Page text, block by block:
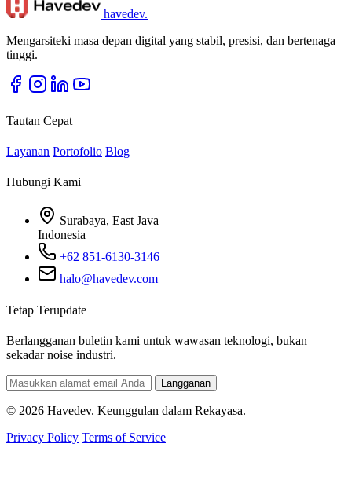
havedev.
Mengarsiteki masa depan digital yang stabil, presisi, dan bertenaga
tinggi.
Tautan Cepat
Layanan Portofolio Blog
Hubungi Kami
Surabaya, East Java
Indonesia
+62 851-6130-3146
halo@havedev.com
Tetap Terupdate
Berlangganan buletin kami untuk wawasan teknologi, bukan
sekadar noise industri.
Langganan
© 2026 Havedev. Keunggulan dalam Rekayasa.
Privacy Policy Terms of Service